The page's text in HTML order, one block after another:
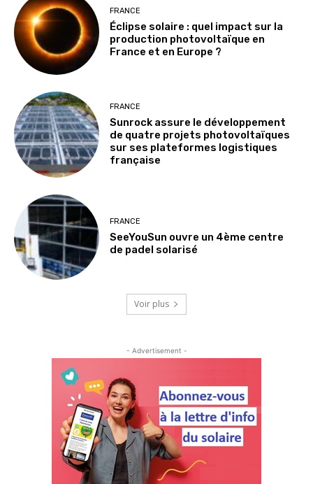
FRANCE
Éclipse solaire : quel impact sur la
production photovoltaïque en
France et en Europe ?
FRANCE
Sunrock assure le développement
de quatre projets photovoltaïques
sur ses plateformes logistiques
française
FRANCE
SeeYouSun ouvre un 4ème centre
de padel solarisé
Voir plus
- Advertisement -